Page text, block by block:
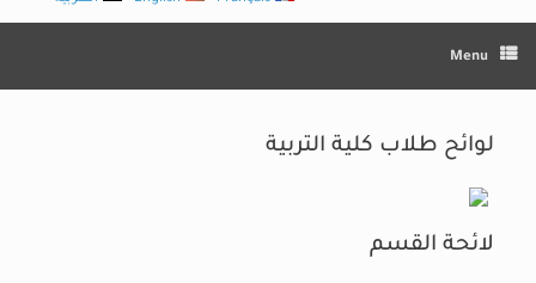
Menu
لوائح طلاب كلية التربية
لائحة القسم